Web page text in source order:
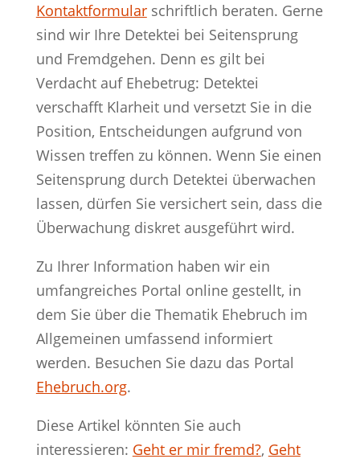
Kontaktformularschriftlich beraten. Gerne
sind wir Ihre Detektei bei Seitensprung
und Fremdgehen. Denn es gilt bei
Verdacht auf Ehebetrug: Detektei
verschafft Klarheit und versetzt Sie in die
Position, Entscheidungen aufgrund von
Wissen treffen zu können. Wenn Sie einen
Seitensprung durch Detektei überwachen
lassen, dürfen Sie versichert sein, dass die
Überwachung diskret ausgeführt wird.
Zu Ihrer Information haben wir ein
umfangreiches Portal online gestellt, in
dem Sie über die Thematik Ehebruch im
Allgemeinen umfassend informiert
werden. Besuchen Sie dazu das Portal
Ehebruch.org.
Diese Artikel könnten Sie auch
interessieren: Geht er mir fremd?, Geht